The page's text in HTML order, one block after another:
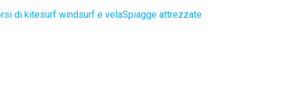
di kitesurf windsurf e velaSpiagge attrezzate